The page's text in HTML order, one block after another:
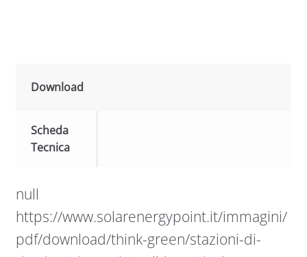
Download
Scheda
Tecnica
null
https://www.solarenergypoint.it/immagini/
pdf/download/think-green/stazioni-di-